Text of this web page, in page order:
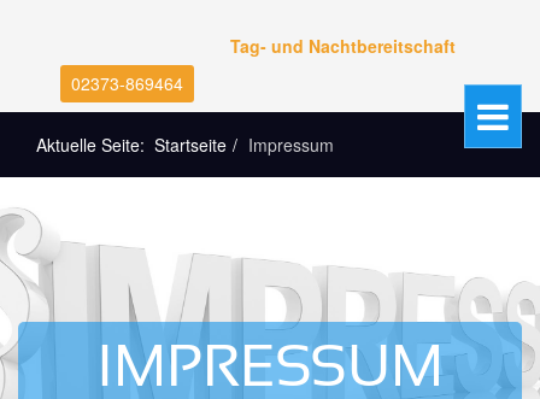
Tag- und Nachtbereitschaft
02373-869464
Aktuelle Seite: Startseite Impressum
IMPRESSUM